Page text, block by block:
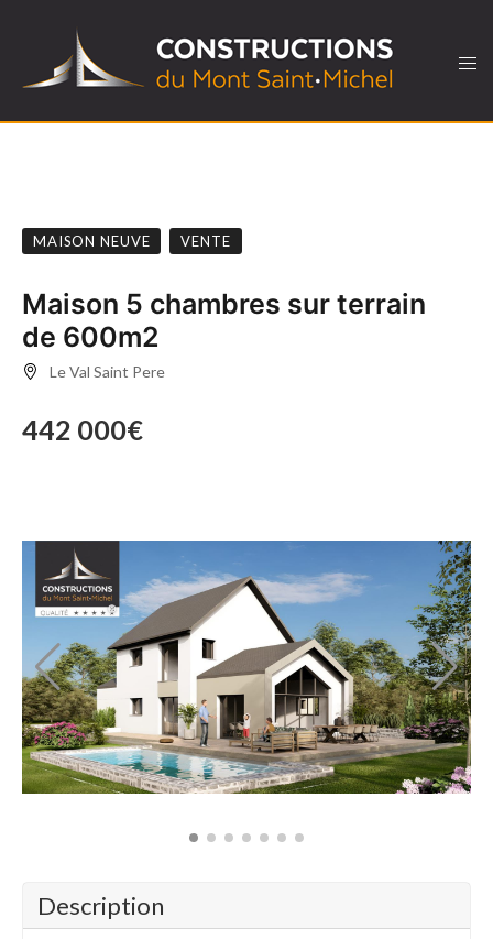
MAISON NEUVE VENTE
Maison 5 chambres sur terrain
de 600m2
Le Val Saint Pere
442 000€
Description